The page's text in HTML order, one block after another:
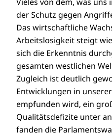
der Schutz gegen
Das wirtschaftliche
Arbeitslosigkeit steigt
sich die Erkenntnis
gesamten westlichen
Zugleich ist deutlich
Entwicklungen in
empfunden wird, ein
Qualitätsdefizite unter
fanden die